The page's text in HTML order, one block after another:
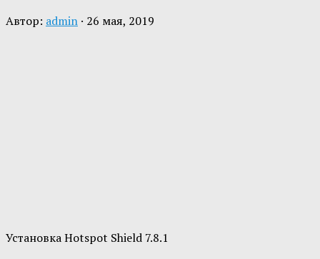
Автор: admin · 26 мая, 2019
Установка Hotspot Shield 7.8.1